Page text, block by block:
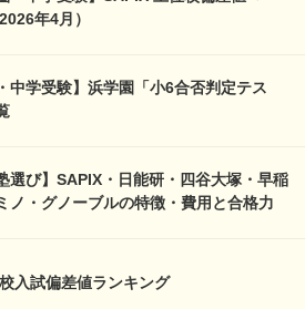
年4月）
中学受験】浜学園「小6合否判定テス
選び】SAPIX・日能研・四谷大塚・早稲
ノ・グノーブルの特徴・費用と合格力
入試偏差値ランキング